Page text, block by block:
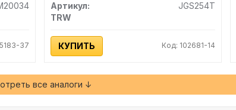
37
Артикул:
JGS254T
TRW
КУПИТЬ Код: 102681-14
все аналоги ↓